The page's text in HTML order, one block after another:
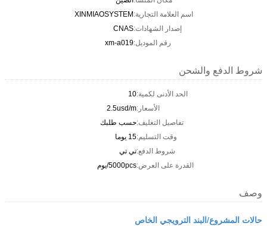
اسم العلامة التجارية:XINMIAOSYSTEM
إصدار الشهادات:CNAS
رقم الموديل:xm-a019
شروط الدفع والشحن
الحد الأدنى لكمية:10
الأسعار:2.5usd/m
تفاصيل التغليف:حسب طلبك
وقت التسليم:15 يوما
شروط الدفع:تي تي
القدرة على العرض:5000pcs/يوم
وصف
حالات المشروع/البند الترويجي الخاص